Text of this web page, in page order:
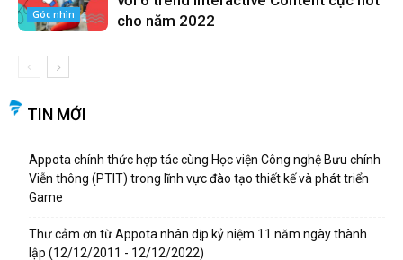
Góc nhìn
cho năm 2022
TIN MỚI
Appota chính thức hợp tác cùng Học viện Công nghệ Bưu chính
Viễn thông (PTIT) trong lĩnh vực đào tạo thiết kế và phát triển
Game
Thư cảm ơn từ Appota nhân dịp kỷ niệm 11 năm ngày thành
lập (12/12/2011 - 12/12/2022)